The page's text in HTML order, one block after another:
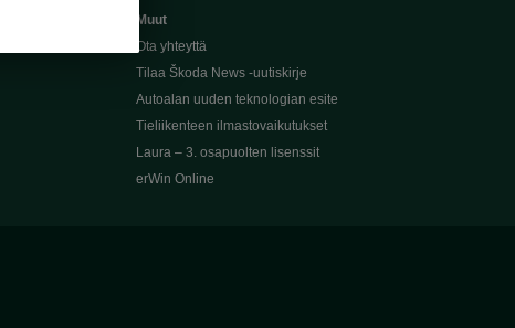
Muut
Ota yhteyttä
Tilaa Škoda News -uutiskirje
Autoalan uuden teknologian esite
Tieliikenteen ilmastovaikutukset
Laura – 3. osapuolten lisenssit
erWin Online